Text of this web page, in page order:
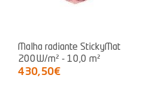
Malha radiante StickyMat
200W/m² - 10,0 m²
430,50€